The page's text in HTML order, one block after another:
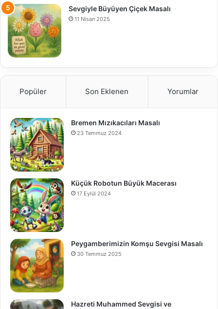
Sevgiyle Büyüyen Çiçek Masalı
11 Nisan 2025
Popüler Son Eklenen Yorumlar
Bremen Mızıkacıları Masalı
23 Temmuz 2024
Küçük Robotun Büyük Macerası
17 Eylül 2024
Peygamberimizin Komşu Sevgisi Masalı
30 Temmuz 2025
Hazreti Muhammed Sevgisi ve